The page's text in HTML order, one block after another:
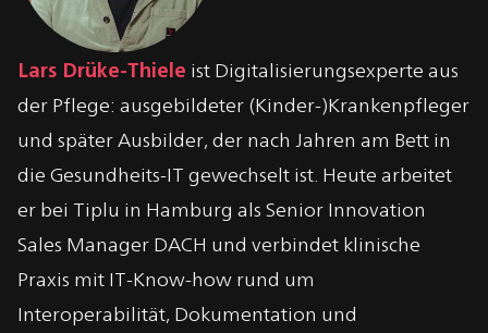
ÜberLars Drüke-Thiele
Lars Drüke-Thiele ist Digitalisierungsexperte aus
der Pflege: ausgebildeter (Kinder-)Krankenpfleger
und später Ausbilder, der nach Jahren am Bett in
die Gesundheits-IT gewechselt ist. Heute arbeitet
er bei Tiplu in Hamburg als Senior Innovation
Sales Manager DACH und verbindet klinische
Praxis mit IT-Know-how rund um
Interoperabilität, Dokumentation und